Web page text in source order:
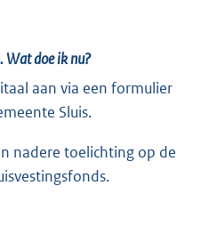
Wat doe ik nu?
aan via een formulier
Sluis.
nadere toelichting op de